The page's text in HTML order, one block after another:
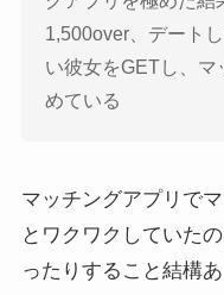
1,500over、デート
い彼女をGETし、
めている
マッチングアプリで
とワクワクしていた
ったりすること結構